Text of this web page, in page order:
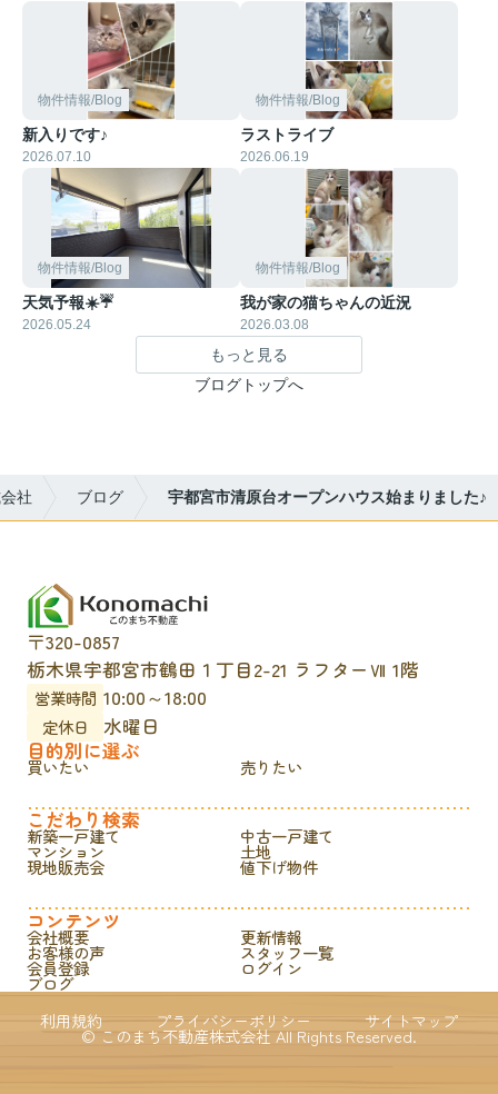
物件情報/Blog
新入りです♪
2026.07.10
物件情報/Blog
ラストライブ
2026.06.19
物件情報/Blog
天気予報☀️☔
2026.05.24
物件情報/Blog
我が家の猫ちゃんの近況
2026.03.08
もっと見る
ブログトップへ
社 ブログ 宇都宮市清原台オープンハウス始まりました♪
〒320-0857
栃木県宇都宮市鶴田１丁目2-21 ラフターⅦ 1階
営業時間 10:00～18:00
定休日
水曜日
目的別に選ぶ
買いたい 売りたい
こだわり検索
新築一戸建て 中古一戸建て
マンション 土地
現地販売会 値下げ物件
コンテンツ
会社概要 更新情報
お客様の声 スタッフ一覧
会員登録 ログイン
ブログ
利用規約
プライバシーポリシー サイトマップ
© このまち不動産株式会社 All Rights Reserved.